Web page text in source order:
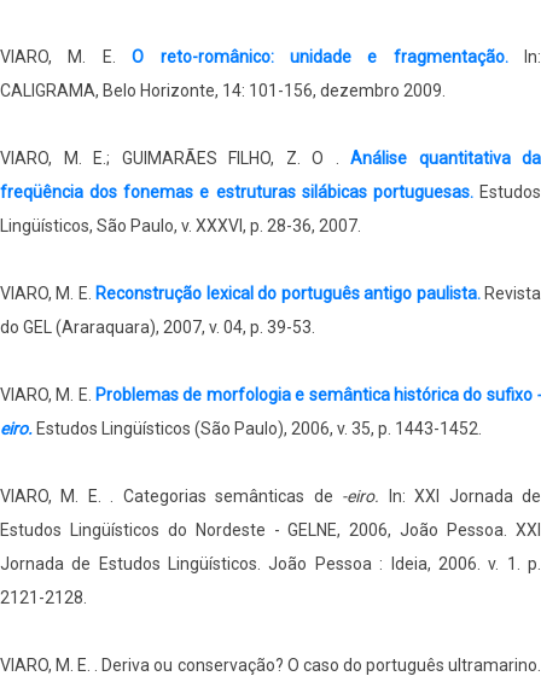
VIARO, M. E.O reto-românico: unidade e fragmentação.In:
CALIGRAMA, Belo Horizonte, 14: 101-156, dezembro 2009.
VIARO, M. E.; GUIMARÃES FILHO, Z. O . Análise quantitativa da
freqüência dos fonemas e estruturas silábicas portuguesas.Estudos
Lingüísticos, São Paulo, v. XXXVI, p. 28-36, 2007.
VIARO, M. E. Reconstrução lexical do português antigo paulista.Revista
do GEL (Araraquara), 2007, v. 04, p. 39-53.
VIARO, M. E. Problemas de morfologia e semântica histórica do sufixo -
eiro. Estudos Lingüísticos (São Paulo), 2006, v. 35, p. 1443-1452.
VIARO, M. E. . Categorias semânticas de -eiro. In: XXI Jornada de
Estudos Lingüísticos do Nordeste - GELNE, 2006, João Pessoa. XXI
Jornada de Estudos Lingüísticos. João Pessoa : Ideia, 2006. v. 1. p.
2121-2128.
VIARO, M. E. . Deriva ou conservação? O caso do português ultramarino.